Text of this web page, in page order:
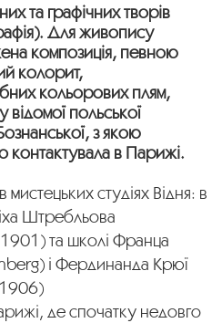
та графічних творів
Для живопису
композиція, певною
колорит,
кольорових плям,
польської
з якою
контактувала в Парижі.
студіях Відня: в
Штребльова
та школі Франца
і Фердинанда Крюї
де спочатку недовго